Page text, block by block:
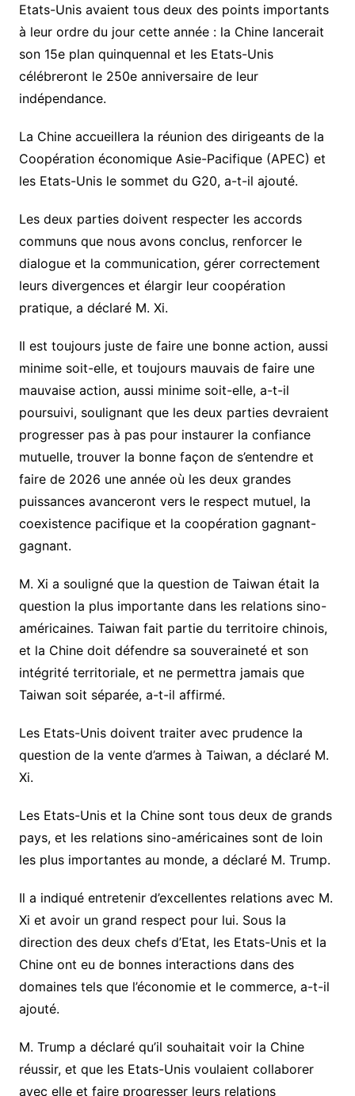
Etats-Unis avaient tous deux des points importants
à leur ordre du jour cette année : la Chine lancerait
son 15e plan quinquennal et les Etats-Unis
célébreront le 250e anniversaire de leur
indépendance.
La Chine accueillera la réunion des dirigeants de la
Coopération économique Asie-Pacifique (APEC) et
les Etats-Unis le sommet du G20, a-t-il ajouté.
Les deux parties doivent respecter les accords
communs que nous avons conclus, renforcer le
dialogue et la communication, gérer correctement
leurs divergences et élargir leur coopération
pratique, a déclaré M. Xi.
Il est toujours juste de faire une bonne action, aussi
minime soit-elle, et toujours mauvais de faire une
mauvaise action, aussi minime soit-elle, a-t-il
poursuivi, soulignant que les deux parties devraient
progresser pas à pas pour instaurer la confiance
mutuelle, trouver la bonne façon de s’entendre et
faire de 2026 une année où les deux grandes
puissances avanceront vers le respect mutuel, la
coexistence pacifique et la coopération gagnant-
gagnant.
M. Xi a souligné que la question de Taiwan était la
question la plus importante dans les relations sino-
américaines. Taiwan fait partie du territoire chinois,
et la Chine doit défendre sa souveraineté et son
intégrité territoriale, et ne permettra jamais que
Taiwan soit séparée, a-t-il affirmé.
Les Etats-Unis doivent traiter avec prudence la
question de la vente d’armes à Taiwan, a déclaré M.
Xi.
Les Etats-Unis et la Chine sont tous deux de grands
pays, et les relations sino-américaines sont de loin
les plus importantes au monde, a déclaré M. Trump.
Il a indiqué entretenir d’excellentes relations avec M.
Xi et avoir un grand respect pour lui. Sous la
direction des deux chefs d’Etat, les Etats-Unis et la
Chine ont eu de bonnes interactions dans des
domaines tels que l’économie et le commerce, a-t-il
ajouté.
M. Trump a déclaré qu’il souhaitait voir la Chine
réussir, et que les Etats-Unis voulaient collaborer
avec elle et faire progresser leurs relations